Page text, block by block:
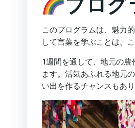
このプログラムは、魅力
して言葉を学ぶことは、
1週間を通して、地元の農
ます。活気あふれる地元
い出を作るチャンスもあり